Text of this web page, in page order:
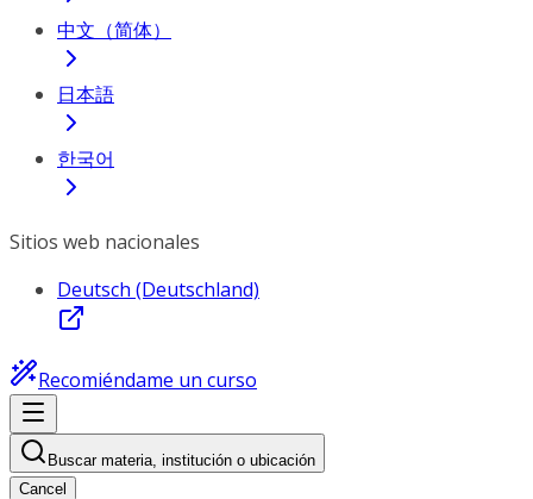
中文（简体）
日本語
한국어
Sitios web nacionales
Deutsch (Deutschland)
Recomiéndame un curso
Buscar materia, institución o ubicación
Cancel